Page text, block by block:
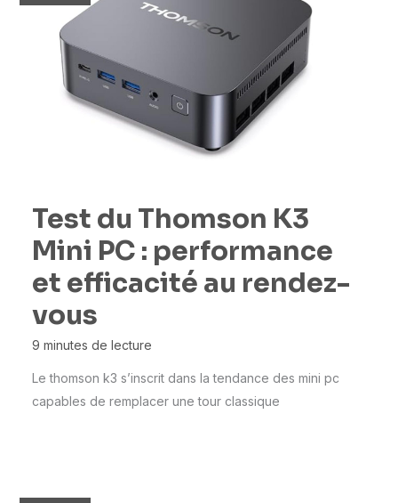
Test du Thomson K3
Mini PC : performance
et efficacité au rendez-
vous
9 minutes de lecture
Le thomson k3 s’inscrit dans la tendance des mini pc
capables de remplacer une tour classique